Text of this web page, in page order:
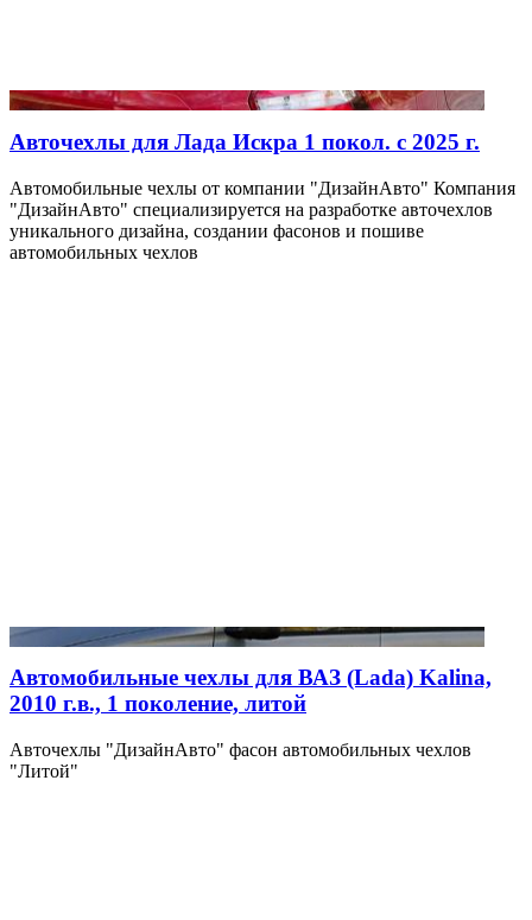
Авточехлы для Лада Искра 1 покол. с 2025 г.
Автомобильные чехлы от компании "ДизайнАвто" Компания
"ДизайнАвто" специализируется на разработке авточехлов
уникального дизайна, создании фасонов и пошиве
автомобильных чехлов
Автомобильные чехлы для ВАЗ (Lada) Kalina,
2010 г.в., 1 поколение, литой
Авточехлы "ДизайнАвто" фасон автомобильных чехлов
"Литой"